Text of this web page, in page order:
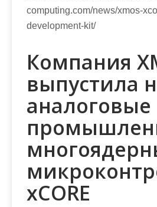
computing.com/news/xmos-
development-kit/
Компания
выпустила
аналоговые
xCORE